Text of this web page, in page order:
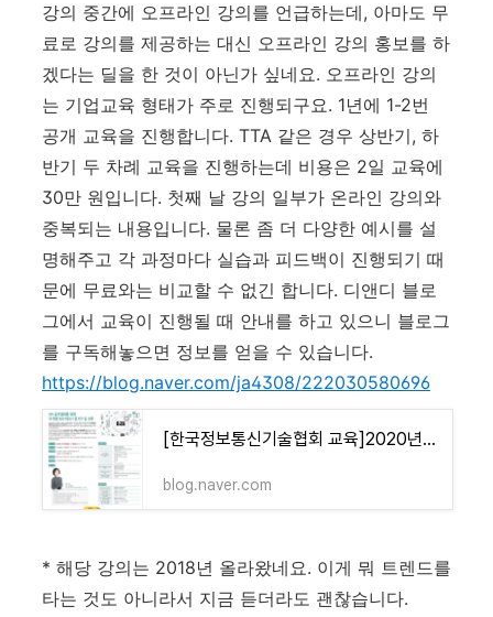
강의 중간에 오프라인 강의를 언급하는데, 아마도 무
료로 강의를 제공하는 대신 오프라인 강의 홍보를 하
겠다는 딜을 한 것이 아닌가 싶네요. 오프라인 강의
는 기업교육 형태가 주로 진행되구요. 1년에 1-2번
공개 교육을 진행합니다. TTA 같은 경우 상반기, 하
반기 두 차례 교육을 진행하는데 비용은 2일 교육에
30만 원입니다. 첫째 날 강의 일부가 온라인 강의와
중복되는 내용입니다. 물론 좀 더 다양한 예시를 설
명해주고 각 과정마다 실습과 피드백이 진행되기 때
문에 무료와는 비교할 수 없긴 합니다. 디앤디 블로
그에서 교육이 진행될 때 안내를 하고 있으니 블로그
를 구독해놓으면 정보를 얻을 수 있습니다.
https://blog.naver.com/ja4308/222030580696
[한국정보통신기술협회 교육]2020년 제1차 SW 글로벌화를 위한 국·영문 B2B 테크니컬 라이팅 교육
blog.naver.com
* 해당 강의는 2018년 올라왔네요. 이게 뭐 트렌드를
타는 것도 아니라서 지금 듣더라도 괜찮습니다.